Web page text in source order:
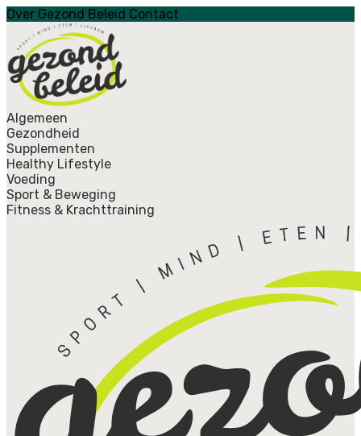
Over Gezond Beleid Contact
Algemeen
Gezondheid
Supplementen
Healthy Lifestyle
Voeding
Sport & Beweging
Fitness & Krachttraining